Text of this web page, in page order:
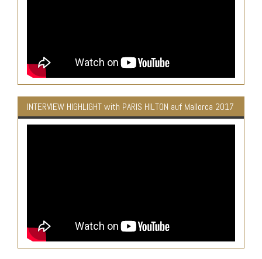
INTERVIEW HIGHLIGHT with PARIS HILTON auf Mallorca 2017